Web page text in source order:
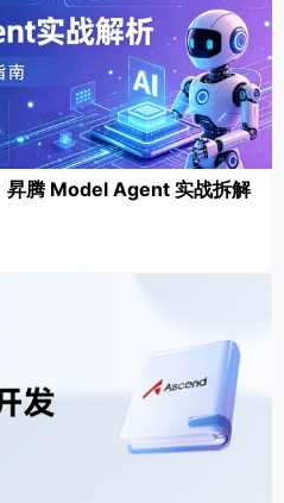
昇腾 Model Agent 实战拆解